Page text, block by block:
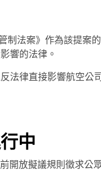
制法案》作為該提案
響的法律。
法律直接影響航空公
中
開放擬議規則徵求公